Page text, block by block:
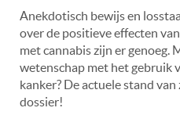
Anekdotisch bewijs en
over de positieve effecten
met cannabis zijn er genoeg.
wetenschap met het gebruik
kanker? De actuele stand
dossier!